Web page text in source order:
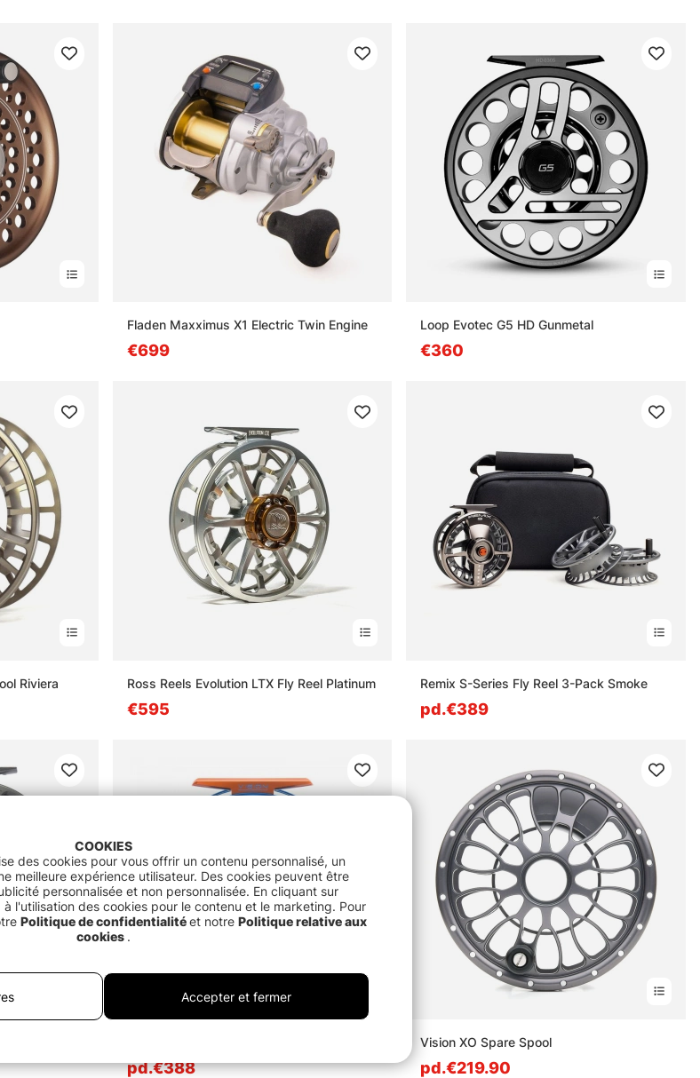
Fladen Maxximus X1 Electric Twin Engine
€699
Loop Evotec G5 HD Gunmetal
€360
Riviera Ross Reels Evolution LTX Fly Reel Platinum
€595
Remix S-Series Fly Reel 3-Pack Smoke
pd.€389
pd.€388
Vision XO Spare Spool
pd.€219.90
COOKIES
des cookies pour vous offrir un contenu personnalisé, un
meilleure expérience utilisateur. Des cookies peuvent être
personnalisée et non personnalisée. En cliquant sur
l'utilisation des cookies pour le contenu et le marketing. Pour
Politique de confidentialitéet notre Politique relative aux
cookies .
Accepter et fermer